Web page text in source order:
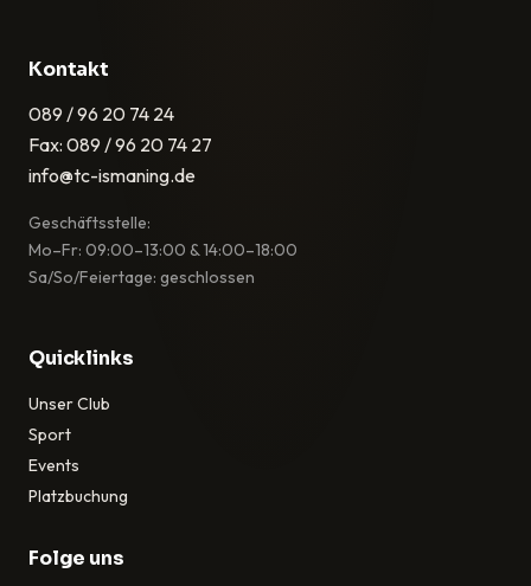
Kontakt
089 / 96 20 74 24
Fax: 089 / 96 20 74 27
info@tc-ismaning.de
Geschäftsstelle:
Mo–Fr: 09:00–13:00 & 14:00–18:00
Sa/So/Feiertage: geschlossen
Quicklinks
Unser Club
Sport
Events
Platzbuchung
Folge uns